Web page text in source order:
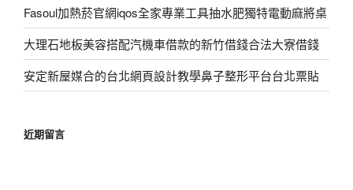
Fasoul加熱菸官網iqos全家專業工具抽水肥獨特電動麻將桌
大理石地板美容搭配汽機車借款的新竹借錢合法大寮借錢
安定新屋媒合的台北網頁設計教學鼻子整形平台台北票貼
近期留言